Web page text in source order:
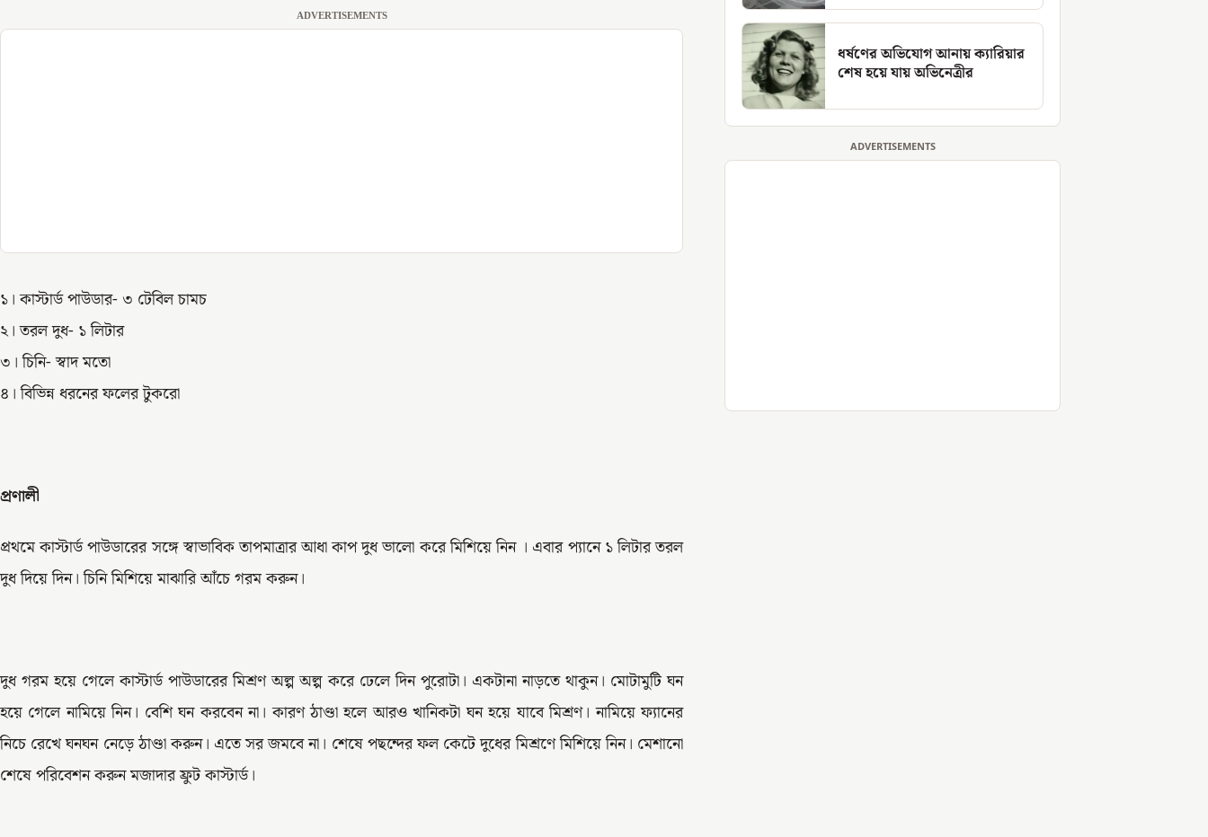
ADVERTISEMENTS
১। কাস্টার্ড পাউডার- ৩ টেবিল চামচ
২। তরল দুধ- ১ লিটার
৩। চিনি- স্বাদ মতো
৪। বিভিন্ন ধরনের ফলের টুকরো
প্রণালী
প্রথমে কাস্টার্ড পাউডারের সঙ্গে স্বাভাবিক তাপমাত্রার আধা কাপ দুধ ভালো করে মিশিয়ে নিন । এবার প্যানে ১ লিটার তরল
দুধ দিয়ে দিন। চিনি মিশিয়ে মাঝারি আঁচে গরম করুন।
দুধ গরম হয়ে গেলে কাস্টার্ড পাউডারের মিশ্রণ অল্প অল্প করে ঢেলে দিন পুরোটা। একটানা নাড়তে থাকুন। মোটামুটি ঘন
হয়ে গেলে নামিয়ে নিন। বেশি ঘন করবেন না। কারণ ঠাণ্ডা হলে আরও খানিকটা ঘন হয়ে যাবে মিশ্রণ। নামিয়ে ফ্যানের
নিচে রেখে ঘনঘন নেড়ে ঠাণ্ডা করুন। এতে সর জমবে না। শেষে পছন্দের ফল কেটে দুধের মিশ্রণে মিশিয়ে নিন। মেশানো
শেষে পরিবেশন করুন মজাদার ফ্রুট কাস্টার্ড।
ধর্ষণের অভিযোগ আনায় ক্যারিয়ার
শেষ হয়ে যায় অভিনেত্রীর
ADVERTISEMENTS